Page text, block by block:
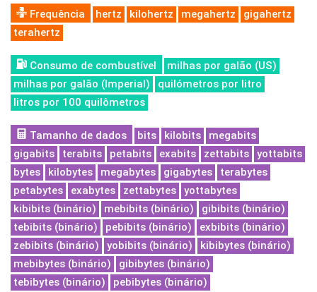
Frequência hertz kilohertz megahertz
gigahertz
terahertz
Consumo de combustível
milhas por galão (US)
milhas por galão (Imperial)
quilómetros por litro
litros por 100 quilômetros
Tamanho de dados bits kilobits
megabits
gigabits
terabits petabits exabits zettabits
yottabits
bytes
kilobytes megabytes gigabytes
terabytes
petabytes
exabytes zettabytes
yottabytes
kibibits (binário)
mebibits (binário)
gibibits (binário)
tebibits (binário)
pebibits (binário)
exbibits (binário)
zebibits (binário)
yobibits (binário)
kibibytes (binário)
mebibytes (binário)
gibibytes (binário)
tebibytes (binário)
pebibytes (binário)